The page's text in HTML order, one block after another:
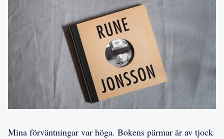
Mina förväntningar var höga. Bokens pärmar är av tjock